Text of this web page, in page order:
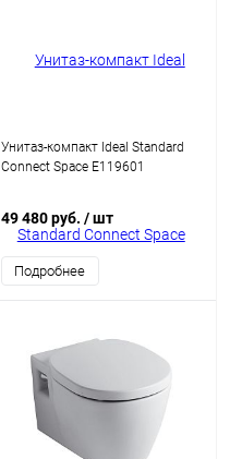
Унитаз-компакт Ideal Standard
Connect Space E119601
49 480 руб. / шт
Подробнее